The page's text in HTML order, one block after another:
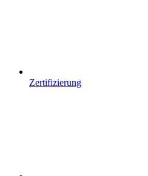
Zertifizierung